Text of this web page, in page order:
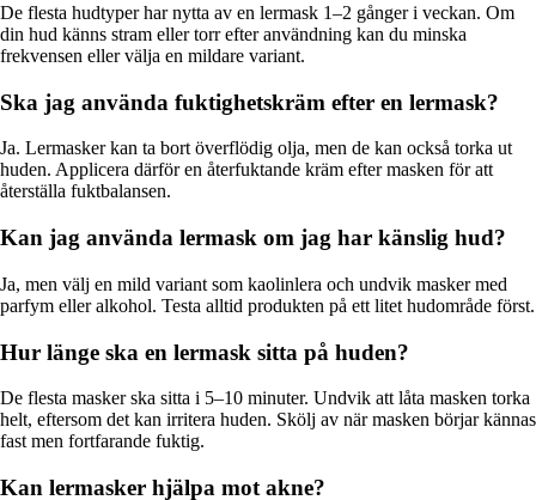
De flesta hudtyper har nytta av en lermask 1–2 gånger i veckan. Om
din hud känns stram eller torr efter användning kan du minska
frekvensen eller välja en mildare variant.
Ska jag använda fuktighetskräm efter en lermask?
Ja. Lermasker kan ta bort överflödig olja, men de kan också torka ut
huden. Applicera därför en återfuktande kräm efter masken för att
återställa fuktbalansen.
Kan jag använda lermask om jag har känslig hud?
Ja, men välj en mild variant som kaolinlera och undvik masker med
parfym eller alkohol. Testa alltid produkten på ett litet hudområde först.
Hur länge ska en lermask sitta på huden?
De flesta masker ska sitta i 5–10 minuter. Undvik att låta masken torka
helt, eftersom det kan irritera huden. Skölj av när masken börjar kännas
fast men fortfarande fuktig.
Kan lermasker hjälpa mot akne?